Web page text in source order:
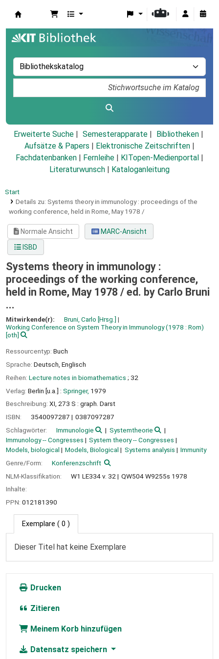
Erweiterte Suche Semesterapparate
Bibliotheken
Aufsätze & Papers
Elektronische Zeitschriften
Fachdatenbanken
Fernleihe KITopen-Medienportal
Literaturwunsch
Kataloganleitung
Start
Details zu: Systems theory in immunology : proceedings of the
working conference, held in Rome, May 1978 /
Normale Ansicht
MARC-Ansicht
ISBD
Systems theory in immunology :
proceedings of the working conference,
held in Rome, May 1978 / ed. by Carlo Bruni
...
Mitwirkende(r): Bruni, Carlo [Hrsg.]
Working Conference on System Theory in Immunology(1978 : Rom)
[oth]
Ressourcentyp: Buch
Sprache: Deutsch Englisch
Reihen: Lecture notes in biomathematics ; 32
Verlag: Berlin [u.a.] : Springer, 1979
Beschreibung: XI, 273 S : graph. Darst
ISBN:
3540097287
0387097287
Schlagwörter:
Immunologie
Systemtheorie
Immunology -- Congresses
System theory -- Congresses
Models, biological
Models, Biological Systems analysis
Immunity
Genre/Form:
Konferenzschrift
NLM-Klassifikation:
W1 LE334 v. 32
QW504 W9255s 1978
Inhalte:
PPN: 012181390
Exemplare ( 0 )
Dieser Titel hat keine Exemplare
Drucken
Zitieren
Meinem Korb hinzufügen
Datensatz speichern